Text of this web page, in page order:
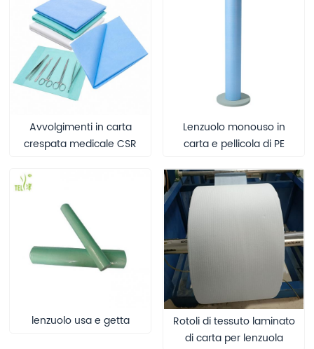
Avvolgimenti in carta
crespata medicale CSR
della sterilizzazione degli
Lenzuolo monouso in
carta e pellicola di PE
perforazione da 50 cm
lenzuolo usa e getta
Rotoli di tessuto laminato
di carta per lenzuola